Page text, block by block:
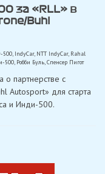
за «RLL» в
Buhl
500, IndyCar, NTT IndyCar, Rahal
500, Робби Буль,Спенсер Пигот
о партнерстве с
Autosport» для старта
и Инди-500.